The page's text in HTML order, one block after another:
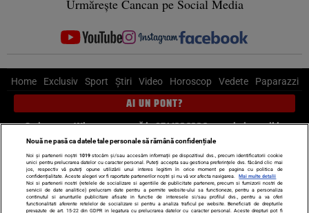
Urmărește Cancan pe Social Media
Home Exclusiv Sport Știri Video Horoscop Vedete Paparazzi
AI UN PONT?
Scrie-ne pe Whatsapp, sună la 0741226226 sau trimite mail la
pont@cancan.ro
Știri interne Știri externe
Politică
Ultimele stiri
Diete Insula Iubirii Dictionar de vise
LIFE STYLE
Nouă ne pasă ca datele tale personale să rămână confidențiale
Noi și partenerii noștri 1019stocăm și/sau accesăm informații pe dispozitivul dvs., precum identificatorii cookie
unici pentru prelucrarea datelor cu caracter personal. Puteți accepta sau gestiona preferințele dvs. făcând clic mai
jos, respectiv vă puteți opune utilizării unui interes legitim în orice moment pe pagina cu politica de
confidențialitate. Aceste alegeri vor fi raportate partenerilor noștri și nu vă vor afecta navigarea.
Mai multe detalii
Noi si partenerii nostri (retelele de socializare si agentiile de publicitate partenere, precum si furnizorii nostri de
servicii de date analitice) prelucram date pentru a permite website-ului sa functioneze, pentru a personaliza
continutul si anunturile publicitare afisate in functie de interesele si/sau profilul dvs., pentru a va oferi
functionalitati aferente retelelor de socializare si pentru a analiza traficul pe website. Beneficiati de drepturile
prevazute de art. 15-22 din GDPR in legatura cu prelucrarea datelor cu caracter personal. Aceste drepturi pot fi